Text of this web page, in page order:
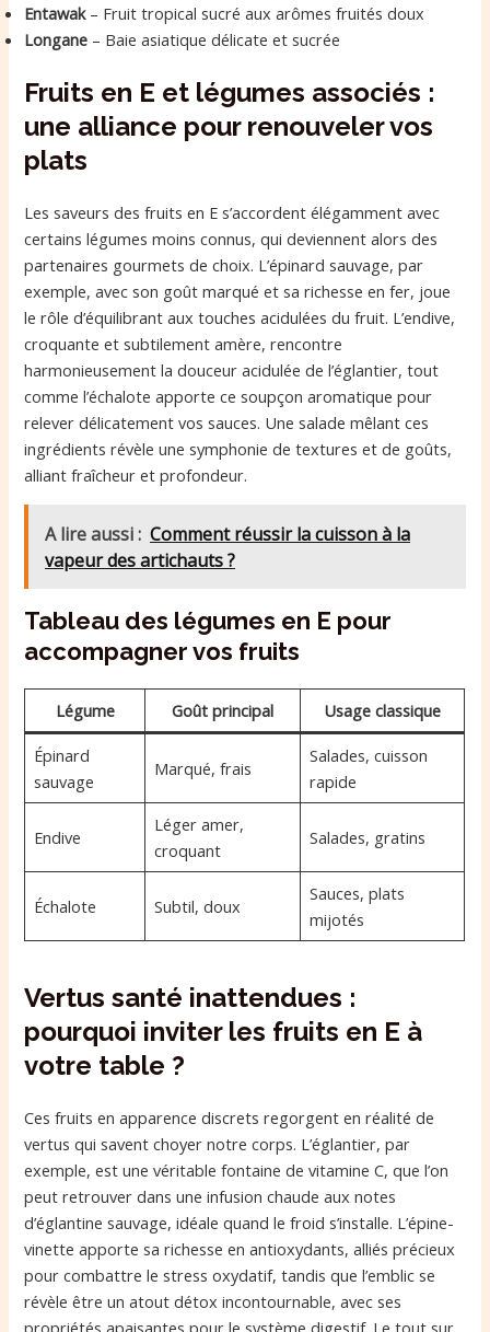
Entawak– Fruit tropical sucré aux arômes fruités doux
Longane – Baie asiatique délicate et sucrée
Fruits en E et légumes associés :
une alliance pour renouveler vos
plats
Les saveurs des fruits en E s’accordent élégamment avec
certains légumes moins connus, qui deviennent alors des
partenaires gourmets de choix. L’épinard sauvage, par
exemple, avec son goût marqué et sa richesse en fer, joue
le rôle d’équilibrant aux touches acidulées du fruit. L’endive,
croquante et subtilement amère, rencontre
harmonieusement la douceur acidulée de l’églantier, tout
comme l’échalote apporte ce soupçon aromatique pour
relever délicatement vos sauces. Une salade mêlant ces
ingrédients révèle une symphonie de textures et de goûts,
alliant fraîcheur et profondeur.
A lire aussi : Comment réussir la cuisson à la
vapeur des artichauts ?
Tableau des légumes en E pour
accompagner vos fruits
Légume Goût principal Usage classique
Épinard
sauvage
Marqué, frais
Salades, cuisson
rapide
Endive
Léger amer,
croquant
Salades, gratins
Échalote Subtil, doux
Sauces, plats
mijotés
Vertus santé inattendues :
pourquoi inviter les fruits en E à
votre table ?
Ces fruits en apparence discrets regorgent en réalité de
vertus qui savent choyer notre corps. L’églantier, par
exemple, est une véritable fontaine de vitamine C, que l’on
peut retrouver dans une infusion chaude aux notes
d’églantine sauvage, idéale quand le froid s’installe. L’épine-
vinette apporte sa richesse en antioxydants, alliés précieux
pour combattre le stress oxydatif, tandis que l’emblic se
révèle être un atout détox incontournable, avec ses